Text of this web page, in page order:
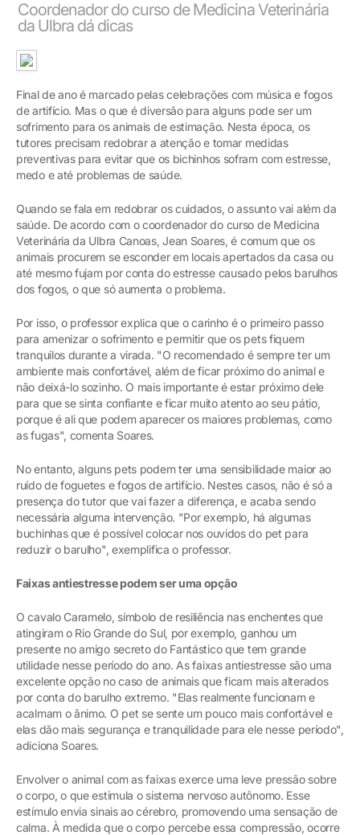
Coordenador do curso de Medicina Veterinária
da Ulbra dá dicas
Final de ano é marcado pelas celebrações com música e fogos
de artifício. Mas o que é diversão para alguns pode ser um
sofrimento para os animais de estimação. Nesta época, os
tutores precisam redobrar a atenção e tomar medidas
preventivas para evitar que os bichinhos sofram com estresse,
medo e até problemas de saúde.
Quando se fala em redobrar os cuidados, o assunto vai além da
saúde. De acordo com o coordenador do curso de Medicina
Veterinária da Ulbra Canoas, Jean Soares, é comum que os
animais procurem se esconder em locais apertados da casa ou
até mesmo fujam por conta do estresse causado pelos barulhos
dos fogos, o que só aumenta o problema.
Por isso, o professor explica que o carinho é o primeiro passo
para amenizar o sofrimento e permitir que os pets fiquem
tranquilos durante a virada. "O recomendado é sempre ter um
ambiente mais confortável, além de ficar próximo do animal e
não deixá-lo sozinho. O mais importante é estar próximo dele
para que se sinta confiante e ficar muito atento ao seu pátio,
porque é ali que podem aparecer os maiores problemas, como
as fugas", comenta Soares.
No entanto, alguns pets podem ter uma sensibilidade maior ao
ruído de foguetes e fogos de artifício. Nestes casos, não é só a
presença do tutor que vai fazer a diferença, e acaba sendo
necessária alguma intervenção. "Por exemplo, há algumas
buchinhas que é possível colocar nos ouvidos do pet para
reduzir o barulho", exemplifica o professor.
Faixas antiestresse podem ser uma opção
O cavalo Caramelo, símbolo de resiliência nas enchentes que
atingiram o Rio Grande do Sul, por exemplo, ganhou um
presente no amigo secreto do Fantástico que tem grande
utilidade nesse período do ano. As faixas antiestresse são uma
excelente opção no caso de animais que ficam mais alterados
por conta do barulho extremo. "Elas realmente funcionam e
acalmam o ânimo. O pet se sente um pouco mais confortável e
elas dão mais segurança e tranquilidade para ele nesse período",
adiciona Soares.
Envolver o animal com as faixas exerce uma leve pressão sobre
o corpo, o que estimula o sistema nervoso autônomo. Esse
estímulo envia sinais ao cérebro, promovendo uma sensação de
calma. À medida que o corpo percebe essa compressão, ocorre